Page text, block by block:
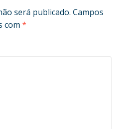
será publicado. Campos
com*